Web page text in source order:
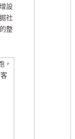
設
社
整